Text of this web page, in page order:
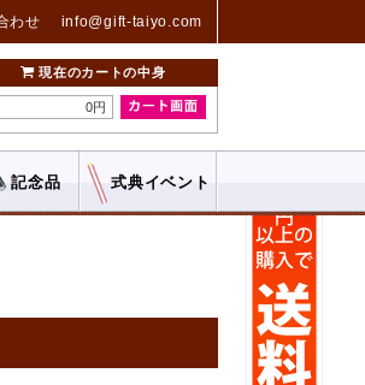
わせ info@gift-taiyo.com
現在のカートの中身
0円
記念品 式典イベント